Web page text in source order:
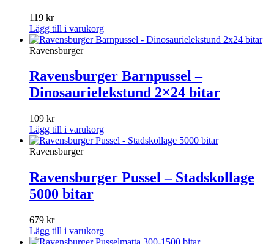
119 kr
Lägg till i varukorg
Ravensburger
Ravensburger Barnpussel –
Dinosaurielekstund 2×24 bitar
109 kr
Lägg till i varukorg
Ravensburger
Ravensburger Pussel – Stadskollage
5000 bitar
679 kr
Lägg till i varukorg